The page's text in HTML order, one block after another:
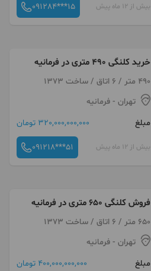
بیش از 12 ماه پیش 091284***15
خرید کلنگی 490 متری در فرمانیه
490 متر / 6 اتاق / ساخت 1373
تهران - فرمانیه
مبلغ
320,000,000,000 تومان
بیش از 12 ماه پیش 091218***51
فروش کلنگی 650 متری در فرمانیه
650 متر / 6 اتاق / ساخت 1373
تهران - فرمانیه
مبلغ
400,000,000,000 تومان